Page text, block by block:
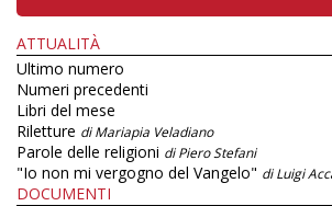
ATTUALITÀ
Ultimo numero
Numeri precedenti
Libri del mese
Riletture di Mariapia Veladiano
Parole delle religioni di Piero Stefani
"Io non mi vergogno del Vangelo" di Luigi
DOCUMENTI